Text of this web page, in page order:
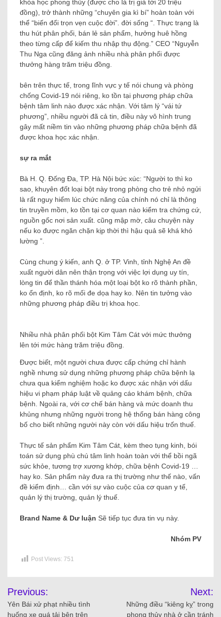
Ngoài ra, người tậu sản phẩm còn được dụ tham dự một
khóa học phong thủy (được cho là trị giá tới 20 triệu
đồng), trở thành những “chuyên gia kì bí” hoàn toàn với
thể “biến đổi trọn vẹn cuộc đời”. đời sống “. Thực trạng là
thu hút phân phối, bán lẻ sản phẩm, hưởng huê hồng
theo từng cấp để kiếm thu nhập thụ động.” CEO “Nguyễn
thưởng hàng trăm triệu đồng.
bên trên thực tế, trong lĩnh vực y tế nói chung và phòng
chống Covid-19 nói riêng, ko tồn tại phương pháp chữa
bệnh tâm linh nào được xác nhận. Với tâm lý “vái tứ
phương”, nhiều người đã cả tin, điều này vô hình trung
được khoa học xác nhận.
sự ra mắt
Bà H. Q. Đống Đa, TP. Hà Nội bức xúc: “Người to thì ko
sao, khuyên đốt loại bột này trong phòng cho trẻ nhỏ ngửi
là rất nguy hiểm lúc chức năng của chính nó chỉ là thông
tin truyền mồm, ko tồn tại cơ quan nào kiểm tra chứng cứ,
nguồn gốc nơi sản xuất. cũng mập mờ, câu chuyện này
lường ”.
Cùng chung ý kiến, anh Q. ở TP. Vinh, tỉnh Nghệ An đề
xuất người dân nên thận trọng với việc lợi dụng uy tín,
lòng tin để thần thánh hóa một loại bột ko rõ thành phần,
Nhiều nhà phân phối bột Kim Tâm Cát với mức thưởng
lên tới mức hàng trăm triệu đồng.
Được biết, một người chưa được cấp chứng chỉ hành
nghề nhưng sử dụng những phương pháp chữa bệnh lạ
chưa qua kiểm nghiệm hoặc ko được xác nhận với dấu
hiệu vi phạm pháp luật về quảng cáo khám bệnh, chữa
khủng nhưng những người trong hệ thống bán hàng công
bố cho biết những người này còn với dấu hiệu trốn thuế.
Thực tế sản phẩm Kim Tâm Cát, kèm theo tụng kinh, bói
toán sử dụng phù chú tâm linh hoàn toàn với thể bồi ngã
sức khỏe, tương trợ xương khớp, chữa bệnh Covid-19 …
đề kiểm định… cần với sự vào cuộc của cơ quan y tế,
Post Views: